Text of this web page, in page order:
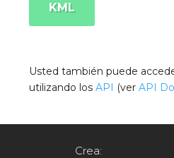
KML
Usted también puede
utilizando losAPI (verAPI
Crea: